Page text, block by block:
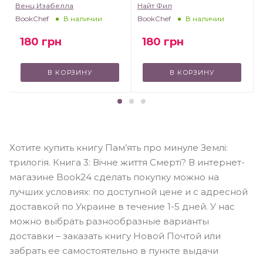
Венц Изабелла
BookChef
В наличии
180 грн
В КОРЗИНУ
Найт Фил
BookChef
В наличии
180 грн
В КОРЗИНУ
Хотите купить книгу Пам’ять про минуле Землі:
трилогія. Книга 3: Вічне життя Смерті? В интернет-
магазине Book24 сделать покупку можно на
лучших условиях: по доступной цене и с адресной
доставкой по Украине в течение 1-5 дней. У нас
можно выбрать разнообразные варианты
доставки – заказать книгу Новой Почтой или
забрать ее самостоятельно в пункте выдачи